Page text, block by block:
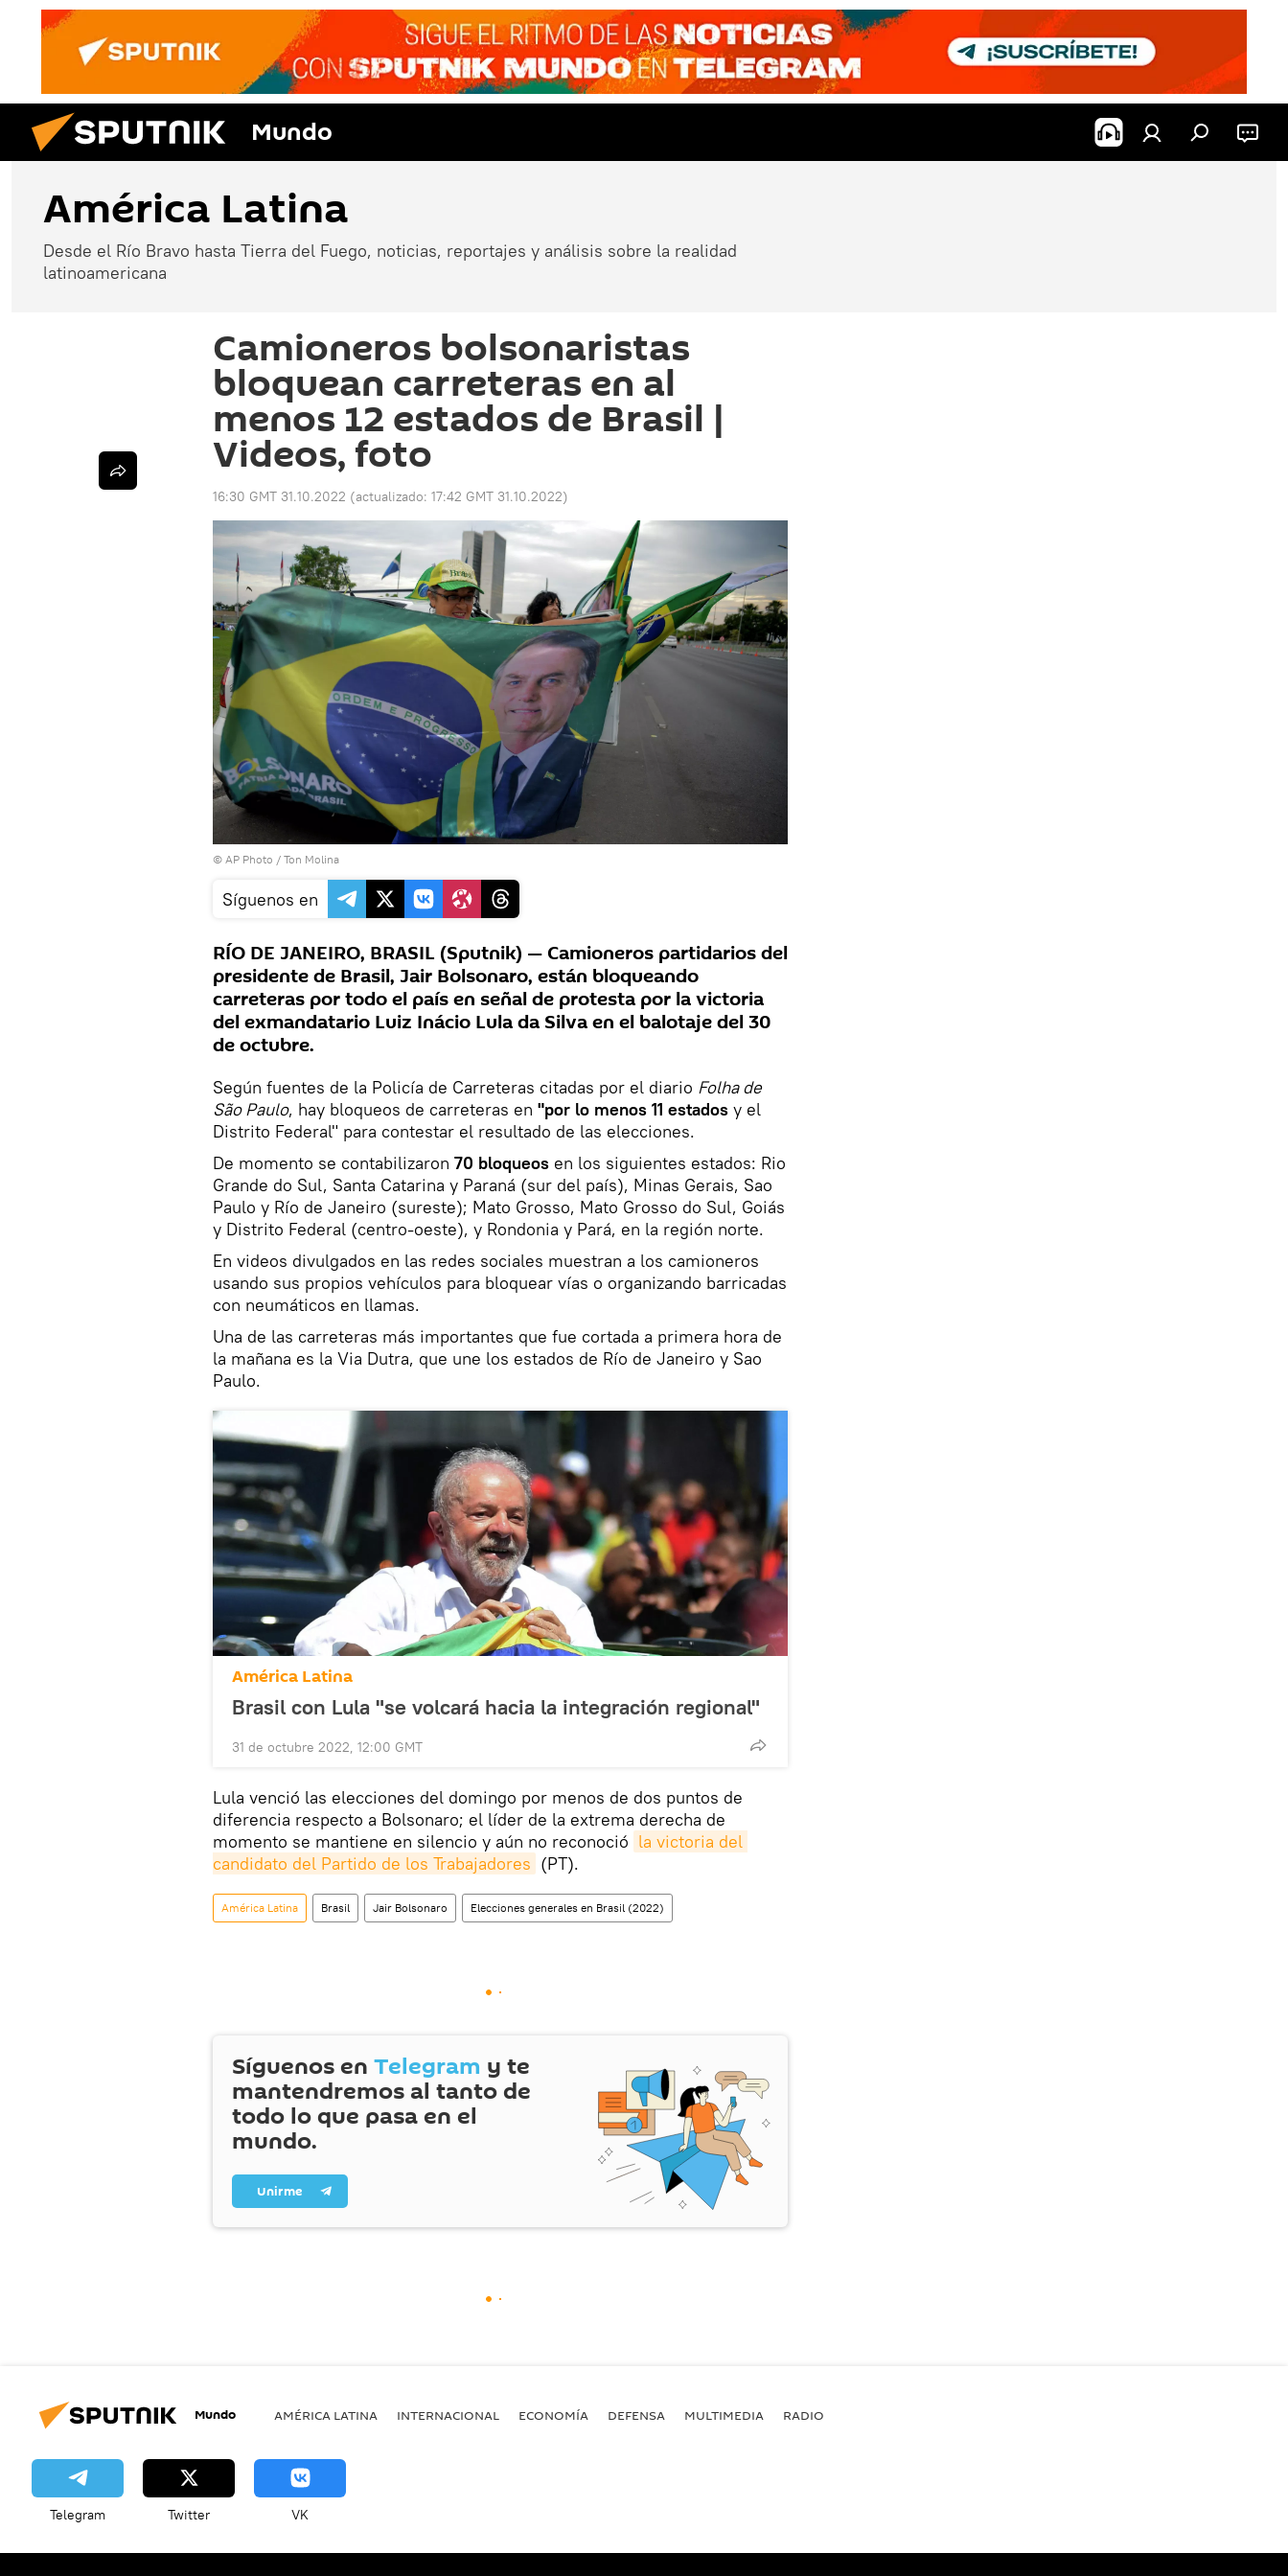
Mundo
América Latina
Desde el Río Bravo hasta Tierra del Fuego, noticias, reportajes y análisis sobre la realidad
latinoamericana
Camioneros bolsonaristas
bloquean carreteras en al
menos 12 estados de Brasil |
Videos, foto
16:30 GMT 31.10.2022 (actualizado: 17:42 GMT 31.10.2022)
© AP Photo / Ton Molina
Síguenos en
RÍO DE JANEIRO, BRASIL (Sputnik) — Camioneros partidarios del
presidente de Brasil, Jair Bolsonaro, están bloqueando
carreteras por todo el país en señal de protesta por la victoria
del exmandatario Luiz Inácio Lula da Silva en el balotaje del 30
de octubre.
Según fuentes de la Policía de Carreteras citadas por el diario Folha de
São Paulo, hay bloqueos de carreteras en "por lo menos 11 estados y el
Distrito Federal" para contestar el resultado de las elecciones.
De momento se contabilizaron 70 bloqueos en los siguientes estados: Rio
Grande do Sul, Santa Catarina y Paraná (sur del país), Minas Gerais, Sao
Paulo y Río de Janeiro (sureste); Mato Grosso, Mato Grosso do Sul, Goiás
y Distrito Federal (centro-oeste), y Rondonia y Pará, en la región norte.
En videos divulgados en las redes sociales muestran a los camioneros
usando sus propios vehículos para bloquear vías o organizando barricadas
con neumáticos en llamas.
Una de las carreteras más importantes que fue cortada a primera hora de
la mañana es la Via Dutra, que une los estados de Río de Janeiro y Sao
Paulo.
América Latina
Brasil con Lula "se volcará hacia la integración regional"
31 de octubre 2022, 12:00 GMT
Lula venció las elecciones del domingo por menos de dos puntos de
diferencia respecto a Bolsonaro; el líder de la extrema derecha de
momento se mantiene en silencio y aún no reconoció la victoria del
candidato del Partido de los Trabajadores (PT).
América Latina Brasil Jair Bolsonaro Elecciones generales en Brasil (2022)
Síguenos en Telegram y te
mantendremos al tanto de
todo lo que pasa en el
mundo.
Unirme
Mundo AMÉRICA LATINA INTERNACIONAL ECONOMÍA DEFENSA MULTIMEDIA RADIO
Telegram Twitter VK